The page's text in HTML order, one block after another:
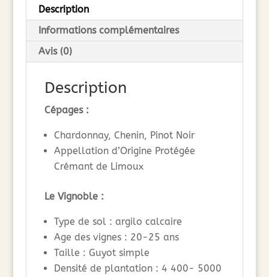
Description
Informations complémentaires
Avis (0)
Description
Cépages :
Chardonnay, Chenin, Pinot Noir
Appellation d’Origine Protégée
Crémant de Limoux
Le Vignoble :
Type de sol : argilo calcaire
Age des vignes : 20-25 ans
Taille : Guyot simple
Densité de plantation : 4 400- 5000